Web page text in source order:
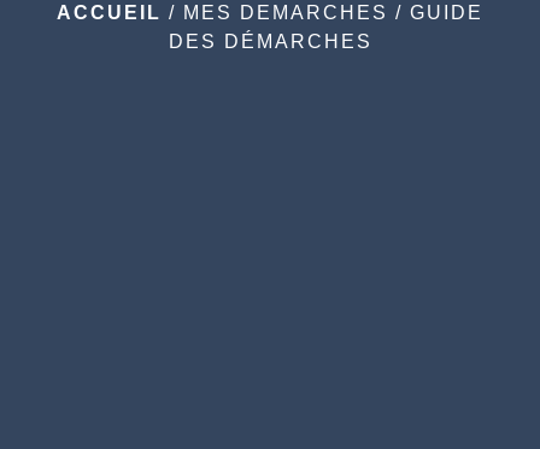
ACCUEIL / MES DEMARCHES / GUIDE
DES DÉMARCHES